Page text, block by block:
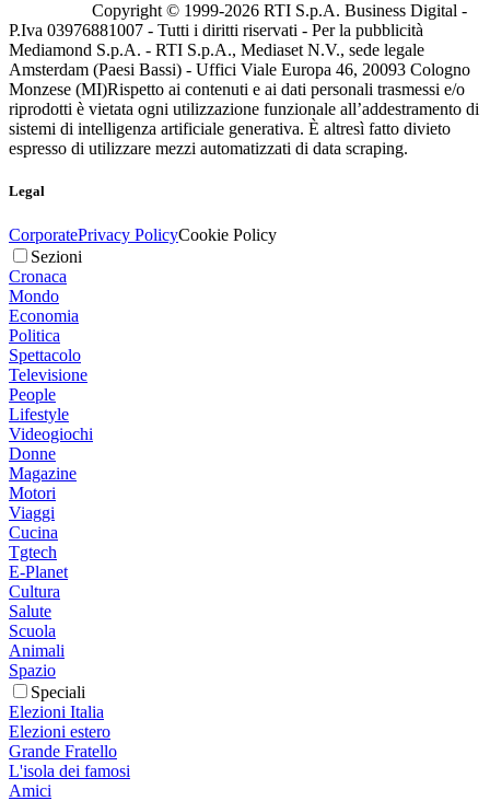
Copyright © 1999-2026 RTI S.p.A. Business Digital -
P.Iva 03976881007 - Tutti i diritti riservati - Per la pubblicità
Mediamond S.p.A. - RTI S.p.A., Mediaset N.V., sede legale
Amsterdam (Paesi Bassi) - Uffici Viale Europa 46, 20093 Cologno
Monzese (MI)Rispetto ai contenuti e ai dati personali trasmessi e/o
riprodotti è vietata ogni utilizzazione funzionale all’addestramento di
sistemi di intelligenza artificiale generativa. È altresì fatto divieto
espresso di utilizzare mezzi automatizzati di data scraping.
Legal
CorporatePrivacy PolicyCookie Policy
Sezioni
Cronaca
Mondo
Economia
Politica
Spettacolo
Televisione
People
Lifestyle
Videogiochi
Donne
Magazine
Motori
Viaggi
Cucina
Tgtech
E-Planet
Cultura
Salute
Scuola
Animali
Spazio
Speciali
Elezioni Italia
Elezioni estero
Grande Fratello
L'isola dei famosi
Amici